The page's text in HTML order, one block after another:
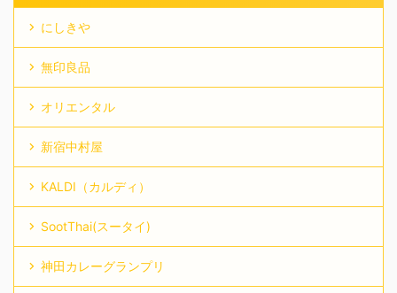
にしきや
無印良品
オリエンタル
新宿中村屋
KALDI（カルディ）
SootThai(スータイ)
神田カレーグランプリ